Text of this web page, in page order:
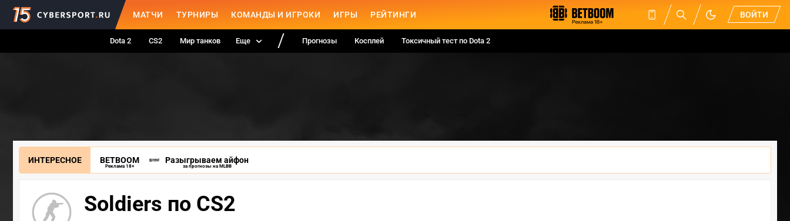
МАТЧИ ТУРНИРЫ КОМАНДЫ И ИГРОКИ ИГРЫ РЕЙТИНГИ ВОЙТИ
Dota 2 CS2 Мир танков Еще Прогнозы Косплей Токсичный тест по Dota 2
ИНТЕРЕСНОЕ BETBOOM
Реклама 18+
Разыгрываем айфон
за прогнозы на MLBB
Soldiers по CS2